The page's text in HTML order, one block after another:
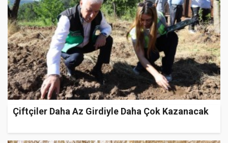
Çiftçiler Daha Az Girdiyle Daha Çok Kazanacak